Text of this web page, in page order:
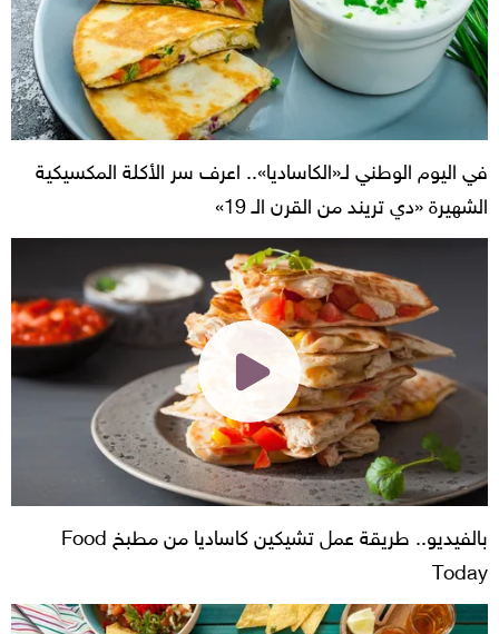
في اليوم الوطني لـ«الكاساديا».. اعرف سر الأكلة المكسيكية
الشهيرة «دي تريند من القرن الـ 19»
بالفيديو.. طريقة عمل تشيكين كاساديا من مطبخ Food
Today